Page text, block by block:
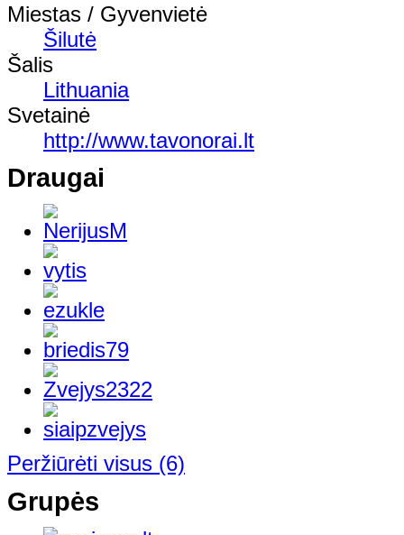
Miestas / Gyvenvietė
Šilutė
Šalis
Lithuania
Svetainė
http://www.tavonorai.lt
Draugai
Peržiūrėti visus (6)
Grupės